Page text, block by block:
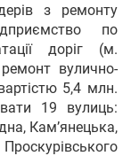
з ремонту
по
доріг (м.
вулично-
5,4 млн.
19 вулиць:
Кам’янецька,